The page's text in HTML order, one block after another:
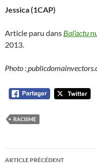
Jessica (1CAP)
Article paru dans Bal’actu
2013.
Photo :
RACISME
Navigation
ARTICLE PRÉCÉDENT